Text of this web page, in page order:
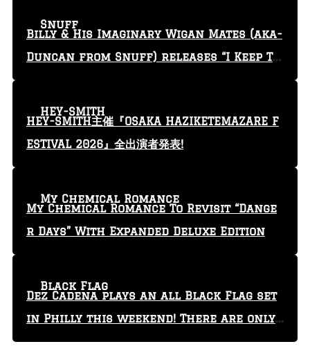
Billy & His Imaginary Wigan Mates (aka-
Duncan from Snuff) releases “I Keep Tr
Snuff
HEY-SMITH主催『OSAKA HAZIKETEMAZARE F
ESTIVAL 2026』全出演者発表!
HEY-SMITH
My Chemical Romance To Revisit “Dange
r Days” With Expanded Deluxe Edition
My Chemical Romance
Dez Cadena plays an all Black Flag set
in Philly this weekend! There are only
29 tickets left!
Black Flag